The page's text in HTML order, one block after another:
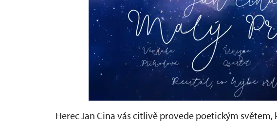
Herec Jan Cina vás citlivě provede poetickým